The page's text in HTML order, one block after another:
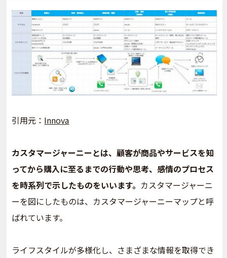
引用元： Innova
カスタマージャーニーとは、顧客が商品やサービスを知
ってから購入に至るまでの行動や思考、感情のプロセス
を時系列で示したものをいいます。 カスタマージャーニ
ーを図にしたものは、カスタマージャーニーマップと呼
ばれています。
ライフスタイルが多様化し、さまざまな情報を取得でき